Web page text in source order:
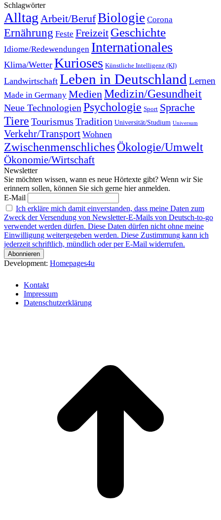
Schlagwörter
Alltag Arbeit/BerufBiologie Corona
Ernährung Feste Freizeit Geschichte
Idiome/Redewendungen Internationales
Klima/Wetter Kurioses Künstliche Intelligenz (KI)
Landwirtschaft Leben in Deutschland Lernen
Made in Germany Medien Medizin/Gesundheit
Neue Technologien Psychologie Sport Sprache
Tiere Tourismus Tradition Universität/Studium Universum
Verkehr/Transport Wohnen
ZwischenmenschlichesÖkologie/Umwelt
Ökonomie/Wirtschaft
Newsletter
Sie möchten wissen, wann es neue Hörtexte gibt? Wenn wir Sie
erinnern sollen, können Sie sich gerne hier anmelden.
E-Mail
Ich erkläre mich damit einverstanden, dass meine Daten zum
Zweck der Versendung von Newsletter-E-Mails von Deutsch-to-go
verwendet werden dürfen. Diese Daten dürfen nicht ohne meine
Einwilligung weitergegeben werden. Diese Zustimmung kann ich
jederzeit schriftlich, mündlich oder per E-Mail widerrufen.
Development: Homepages4u
Kontakt
Impressum
Datenschutzerklärung